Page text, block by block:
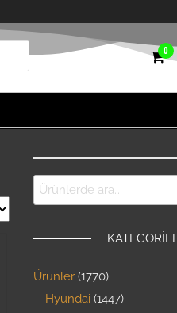
0
Ürünler 1770
Hyundai 1447